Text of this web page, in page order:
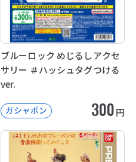
ブルーロック めじるしアクセ
サリー ＃ハッシュタグつける
ver.
ガシャポン 300円